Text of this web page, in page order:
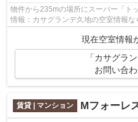
物件から235mの場所にスーパー「ト
情報：カサグランデ久地の空室情報な
犯対策もバッチリ！遮音性も高いRC
現在空室情報
「カサグラ
お問い合
賃貸 | マンション Mフォーレ